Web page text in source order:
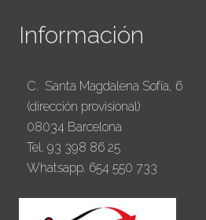
Información
C. Santa Magdalena Sofía, 6
(dirección provisional)
08034 Barcelona
Tel. 93 398 86 25
Whatsapp. 654 550 733